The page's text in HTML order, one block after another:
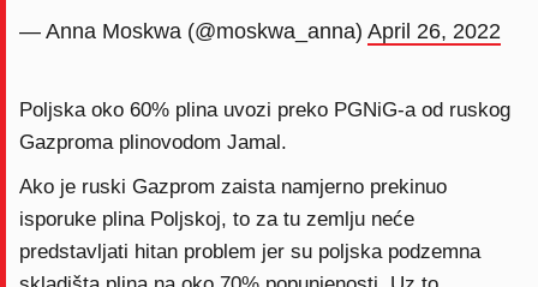
— Anna Moskwa (@moskwa_anna) April 26, 2022
Poljska oko 60% plina uvozi preko PGNiG-a od ruskog
Gazproma plinovodom Jamal.
Ako je ruski Gazprom zaista namjerno prekinuo
isporuke plina Poljskoj, to za tu zemlju neće
predstavljati hitan problem jer su poljska podzemna